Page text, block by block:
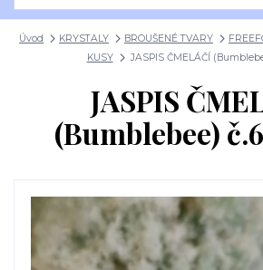
Úvod KRYSTALY BROUŠENÉ TVARY
KUSY
JASPIS ČMELÁČÍ
JASPIS
(Bumblebee)